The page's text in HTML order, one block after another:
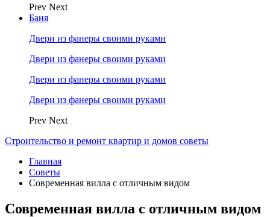
Prev Next
Баня
Двери из фанеры своими руками
Двери из фанеры своими руками
Двери из фанеры своими руками
Двери из фанеры своими руками
Prev Next
Строительство и ремонт квартир и домов советы
Главная
Советы
Современная вилла с отличным видом
Современная вилла с отличным видом